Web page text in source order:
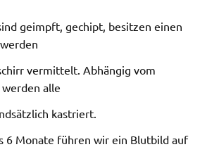
geimpft, gechipt, besitzen einen
vermittelt. Abhängig vom
alle
kastriert.
6 Monate führen wir ein Blutbild auf